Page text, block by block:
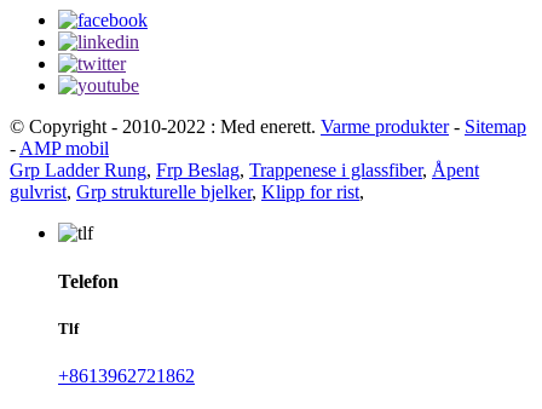
© Copyright - 2010-2022 : Med enerett. Varme produkter- Sitemap
-AMP mobil
Grp Ladder Rung, Frp Beslag, Trappenese i glassfiber, Åpent
gulvrist, Grp strukturelle bjelker, Klipp for rist,
Telefon
Tlf
+8613962721862